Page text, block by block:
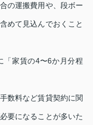
の運搬費用や、段ボー
めて見込んでおくこと
「家賃の4〜6か月分程
数料など賃貸契約に関
要になることが多いた